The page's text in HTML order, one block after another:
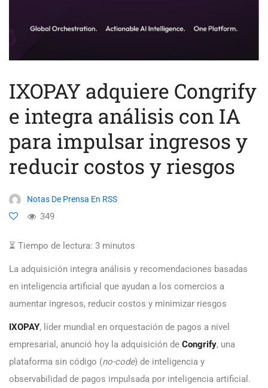
IXOPAY adquiere Congrify
e integra análisis con IA
para impulsar ingresos y
reducir costos y riesgos
Notas De Prensa En RSS
349
⏳ Tiempo de lectura: 3 minutos
La adquisición integra análisis y recomendaciones basadas
en inteligencia artificial que ayudan a los comercios a
aumentar ingresos, reducir costos y minimizar riesgos
IXOPAY, líder mundial en orquestación de pagos a nivel
empresarial, anunció hoy la adquisición de Congrify, una
plataforma sin código (no-code) de inteligencia y
observabilidad de pagos impulsada por inteligencia artificial.